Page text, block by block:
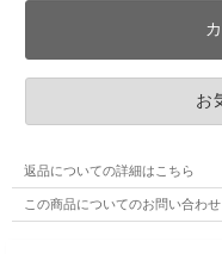
返品についての詳細はこちら
この商品についてのお問い合わせ